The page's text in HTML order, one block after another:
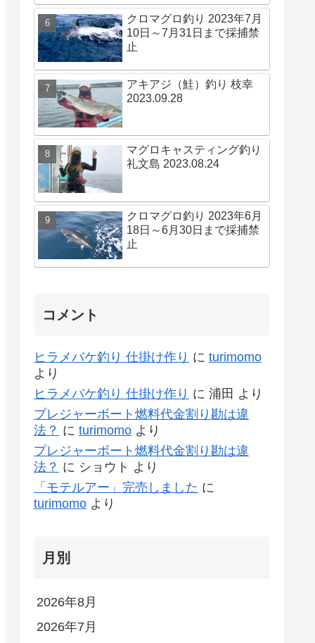
クロマグロ釣り 2023年7月
10日～7月31日まで採捕禁
止
アキアジ（鮭）釣り 枝幸
2023.09.28
マグロキャスティング釣り
礼文島 2023.08.24
クロマグロ釣り 2023年6月
18日～6月30日まで採捕禁
止
コメント
ヒラメバケ釣り 仕掛け作り に turimomo
より
ヒラメバケ釣り 仕掛け作り に 浦田 より
プレジャーボート燃料代金割り勘は違
法？ に turimomo より
プレジャーボート燃料代金割り勘は違
法？ に ショウト より
「モテルアー」完売しました に
turimomo より
月別
2026年8月
2026年7月